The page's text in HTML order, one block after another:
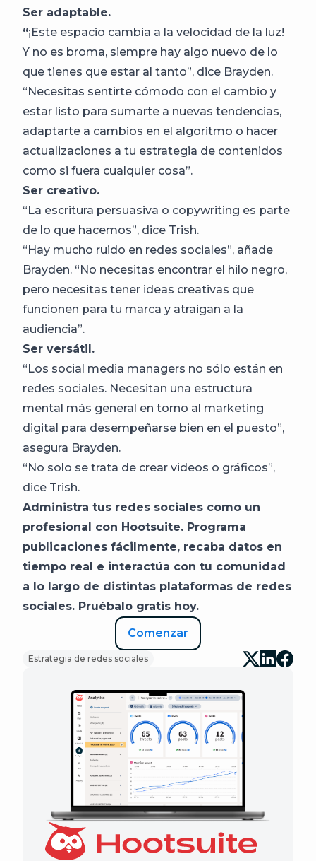
Ser adaptable.
“¡Este espacio cambia a la velocidad de la luz!
Y no es broma, siempre hay algo nuevo de lo
que tienes que estar al tanto”, dice Brayden.
“Necesitas sentirte cómodo con el cambio y
estar listo para sumarte a nuevas tendencias,
adaptarte a cambios en el algoritmo o hacer
actualizaciones a tu estrategia de contenidos
como si fuera cualquier cosa”.
Ser creativo.
“La escritura persuasiva o copywriting es parte
de lo que hacemos”, dice Trish.
“Hay mucho ruido en redes sociales”, añade
Brayden. “No necesitas encontrar el hilo negro,
pero necesitas tener ideas creativas que
funcionen para tu marca y atraigan a la
audiencia”.
Ser versátil.
“Los social media managers no sólo están en
redes sociales. Necesitan una estructura
mental más general en torno al marketing
digital para desempeñarse bien en el puesto”,
asegura Brayden.
“No solo se trata de crear videos o gráficos”,
dice Trish.
Administra tus redes sociales como un
profesional con Hootsuite. Programa
publicaciones fácilmente, recaba datos en
tiempo real e interactúa con tu comunidad
a lo largo de distintas plataformas de redes
sociales. Pruébalo gratis hoy.
Comenzar
Estrategia de redes sociales